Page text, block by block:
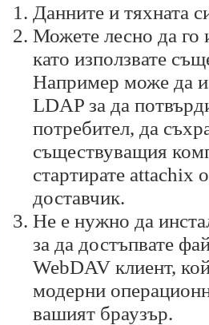
Данните и тяхната
Можете лесно да го
като използвате
Например може да
LDAP за да
потребител, да
съществуващия
стартирате attachix
доставчик.
Не е нужно да
за да достъпвате
WebDAV клиент,
модерни
вашият браузър.